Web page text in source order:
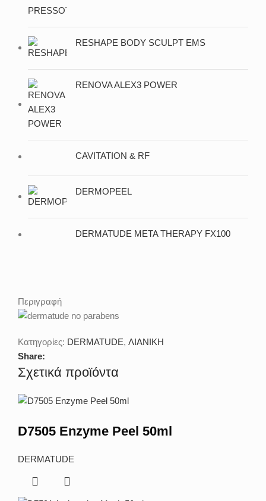
RESHAPE BODY SCULPT EMS
RENOVA ALEX3 POWER
CAVITATION & RF
DERMOPEEL
DERMATUDE META THERAPY FX100
Περιγραφή
Κατηγορίες: DERMATUDE, ΛΙΑΝΙΚΗ
Share:
Σχετικά προϊόντα
D7505 Enzyme Peel 50ml
DERMATUDE